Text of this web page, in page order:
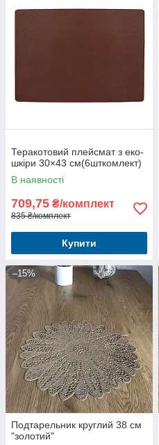
Теракотовий плейсмат з еко-
шкіри 30×43 см(6шткомлект)
В наявності
709,75 ₴/комплект
835 ₴/комплект
Купити
–15%
Подтарельник круглий 38 см
"золотий"